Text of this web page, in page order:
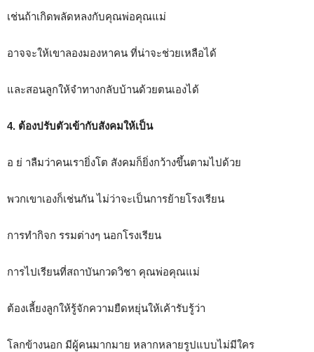
เช่นถ้าเกิดพลัดหลงกับคุณพ่อคุณแม่
อาจจะให้เขาลองมองหาคน ที่น่าจะช่วยเหลือได้
และสอนลูกให้จำทางกลับบ้านด้วยตนเองได้
4. ต้องปรับตัวเข้ากับสังคมให้เป็น
อ ย่ าลืมว่าคนเรายิ่งโต สังคมก็ยิ่งกว้างขึ้นตามไปด้วย
พวกเขาเองก็เช่นกัน ไม่ว่าจะเป็นการย้ายโรงเรียน
การทำกิจก รรมต่างๆ นอกโรงเรียน
การไปเรียนที่สถาบันกวดวิชา คุณพ่อคุณแม่
ต้องเลี้ยงลูกให้รู้จักความยืดหยุ่นให้เค้ารับรู้ว่า
โลกข้างนอก มีผู้คนมากมาย หลากหลายรูปแบบไม่มีใคร